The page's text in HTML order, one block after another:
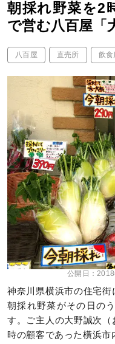
朝採れ野菜を2
で営む八百屋「
八百屋 直売所 飲食
公開日：
神奈川県横浜市の住宅街
朝採れ野菜がその日の
す。ご主人の大野誠次
時の顧客であった橫浜